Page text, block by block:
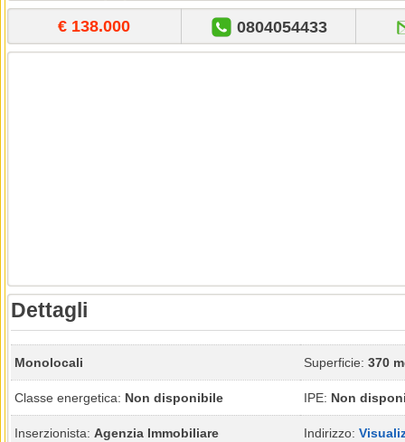
€ 138.000 0804054433
Dettagli
Monolocali Superficie: 370
Classe energetica: Non disponibile IPE: Non
Inserzionista: Agenzia Immobiliare Indirizzo: